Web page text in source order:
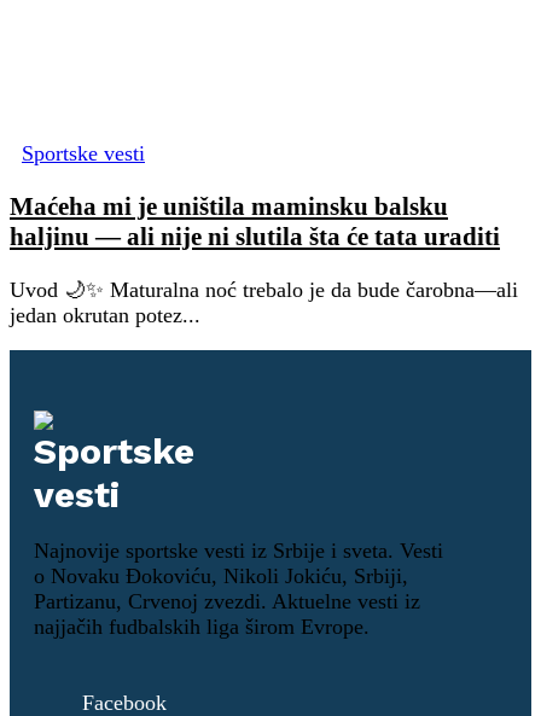
Sportske vesti
Maćeha mi je uništila maminsku balsku
haljinu — ali nije ni slutila šta će tata uraditi
Uvod 🌙✨ Maturalna noć trebalo je da bude čarobna—ali
jedan okrutan potez...
Najnovije sportske vesti iz Srbije i sveta. Vesti
o Novaku Đokoviću, Nikoli Jokiću, Srbiji,
Partizanu, Crvenoj zvezdi. Aktuelne vesti iz
najjačih fudbalskih liga širom Evrope.
Facebook